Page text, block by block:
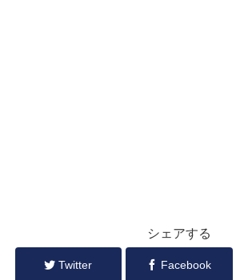
シェアする
Twitter Facebook